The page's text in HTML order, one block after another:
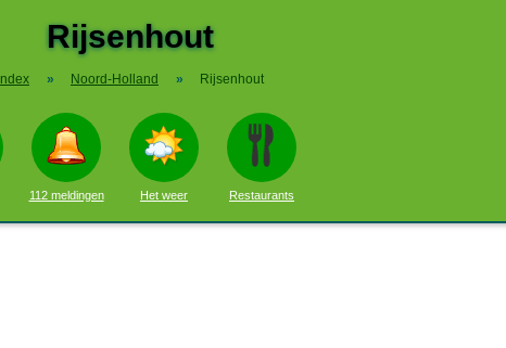
Rijsenhout
Index » Noord-Holland » Rijsenhout
112 meldingen Het weer Restaurants